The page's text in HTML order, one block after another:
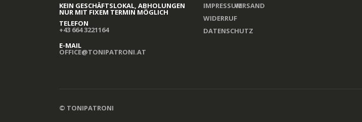
KEIN GESCHÄFTSLOKAL, ABHOLUNGEN
NUR MIT FIXEM TERMIN MÖGLICH
TELEFON
+43 664 3221164
E-MAIL
OFFICE@TONIPATRONI.AT
IMPRESSUM
WIDERRUF
DATENSCHUTZ
VERSAND
© TONIPATRONI